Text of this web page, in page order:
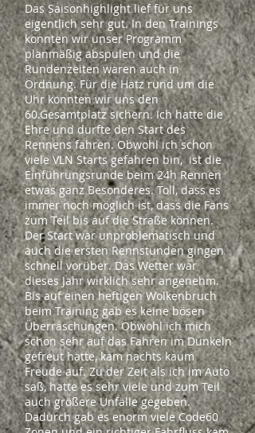
Das Saisonhighlight lief für uns
eigentlich sehr gut. In den Trainings
konnten wir unser Programm
planmäßig abspulen und die
Rundenzeiten waren auch in
Ordnung. Für die Hatz rund um die
Uhr konnten wir uns den
60.Gesamtplatz sichern. Ich hatte die
Ehre und durfte den Start des
Rennens fahren. Obwohl ich schon
viele VLN Starts gefahren bin, ist die
Einführungsrunde beim 24h Rennen
etwas ganz Besonderes. Toll, dass es
immer noch möglich ist, dass die Fans
zum Teil bis auf die Straße können.
Der Start war unproblematisch und
auch die ersten Rennstunden gingen
schnell vorüber. Das Wetter war
dieses Jahr wirklich sehr angenehm.
Bis auf einen heftigen Wolkenbruch
beim Training gab es keine bösen
Überraschungen. Obwohl ich mich
schon sehr auf das Fahren im Dunkeln
gefreut hatte, kam nachts kaum
Freude auf. Zu der Zeit als ich im Auto
saß, hatte es sehr viele und zum Teil
auch größere Unfälle gegeben.
Dadurch gab es enorm viele Code60